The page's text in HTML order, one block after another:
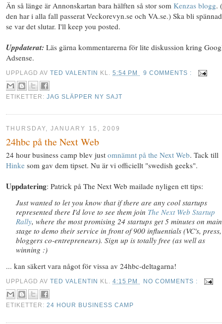
Än så länge är Annonskartan bara hälften så stor som Kenzas blogg.
den har i alla fall passerat Veckorevyn.se och VA.se.) Ska bli
se var det slutar. I'll keep you posted.
Uppdaterat: Läs gärna kommentarerna för lite diskussion kring
Adsense.
UPPLAGD AVTED VALENTIN KL.5:54 PM 9 COMMENTS :
ETIKETTER:JAG SLÄPPER NY SAJT
THURSDAY, JANUARY 15, 2009
24hbc på the Next Web
24 hour business camp blev just omnämnt på the Next Web. Tack till
Hinke som gav dem tipset. Nu är vi officiellt "swedish geeks".
Uppdatering: Patrick på The Next Web mailade nyligen ett tips:
Just wanted to let you know that if there are any cool startups
represented there I'd love to see them join The Next Web Startup
Rally, where the most promising 24 startups get 5 minutes on main
stage to demo their service in front of 900 influentials (VC's, press,
bloggers co-entrepreneurs). Sign up is totally free (as well as
winning :)
... kan säkert vara något för vissa av 24hbc-deltagarna!
UPPLAGD AVTED VALENTIN KL.4:15 PM NO COMMENTS :
ETIKETTER:24 HOUR BUSINESS CAMP